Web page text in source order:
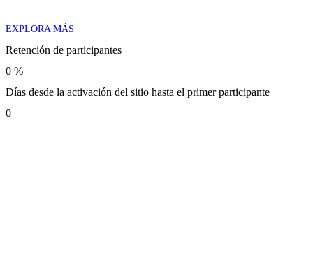
EXPLORA MÁS
Retención de participantes
0 %
Días desde la activación del sitio hasta el primer participante
0